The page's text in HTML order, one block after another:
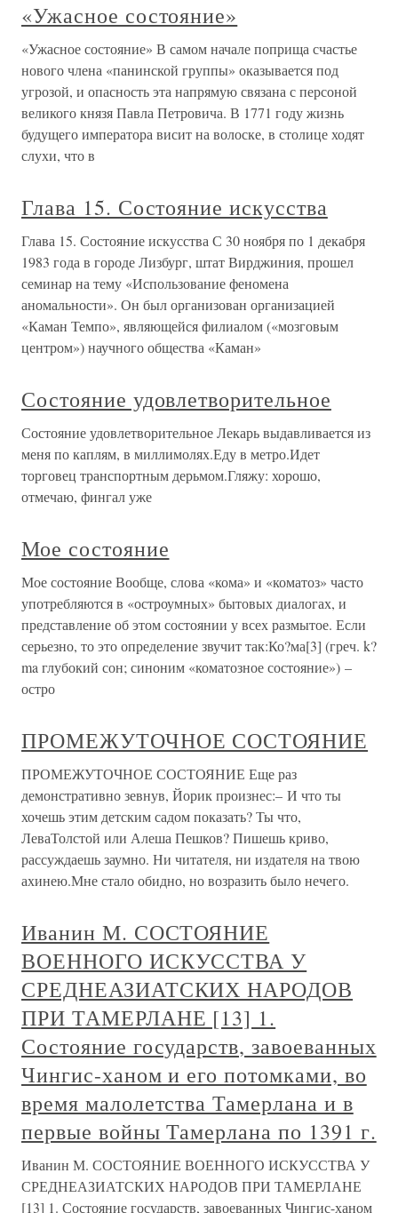
«Ужасное состояние»
«Ужасное состояние» В самом начале поприща счастье
нового члена «панинской группы» оказывается под
угрозой, и опасность эта напрямую связана с персоной
великого князя Павла Петровича. В 1771 году жизнь
будущего императора висит на волоске, в столице ходят
слухи, что в
Глава 15. Состояние искусства
Глава 15. Состояние искусства С 30 ноября по 1 декабря
1983 года в городе Лизбург, штат Вирджиния, прошел
семинар на тему «Использование феномена
аномальности». Он был организован организацией
«Каман Темпо», являющейся филиалом («мозговым
центром») научного общества «Каман»
Состояние удовлетворительное
Состояние удовлетворительное Лекарь выдавливается из
меня по каплям, в миллимолях.Еду в метро.Идет
торговец транспортным дерьмом.Гляжу: хорошо,
отмечаю, фингал уже
Мое состояние
Мое состояние Вообще, слова «кома» и «коматоз» часто
употребляются в «остроумных» бытовых диалогах, и
представление об этом состоянии у всех размытое. Если
серьезно, то это определение звучит так:Ко?ма[3] (греч. k?
ma глубокий сон; синоним «коматозное состояние») –
остро
ПРОМЕЖУТОЧНОЕ СОСТОЯНИЕ
ПРОМЕЖУТОЧНОЕ СОСТОЯНИЕ Еще раз
демонстративно зевнув, Йорик произнес:– И что ты
хочешь этим детским садом показать? Ты что,
ЛеваТолстой или Алеша Пешков? Пишешь криво,
рассуждаешь заумно. Ни читателя, ни издателя на твою
ахинею.Мне стало обидно, но возразить было нечего.
Иванин М. СОСТОЯНИЕ
ВОЕННОГО ИСКУССТВА У
СРЕДНЕАЗИАТСКИХ НАРОДОВ
ПРИ ТАМЕРЛАНЕ [13] 1.
Состояние государств, завоеванных
Чингис-ханом и его потомками, во
время малолетства Тамерлана и в
первые войны Тамерлана по 1391 г.
Иванин М. СОСТОЯНИЕ ВОЕННОГО ИСКУССТВА У
СРЕДНЕАЗИАТСКИХ НАРОДОВ ПРИ ТАМЕРЛАНЕ
[13] 1. Состояние государств, завоеванных Чингис-ханом